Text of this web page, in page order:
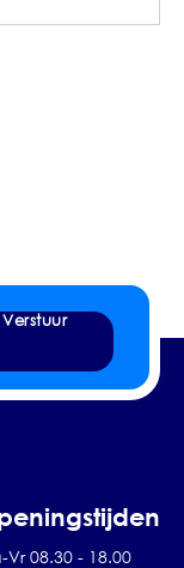
Verstuur
Vr 08.30 - 18.00